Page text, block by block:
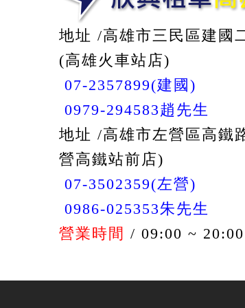
地址 /高雄市三民區建國
(高雄火車站店)
07-2357899(建國)
0979-294583趙先生
地址 /高雄市左營區高鐵
營高鐵站前店)
07-3502359(左營)
0986-025353朱先生
營業時間 / 09:00 ~ 20:00